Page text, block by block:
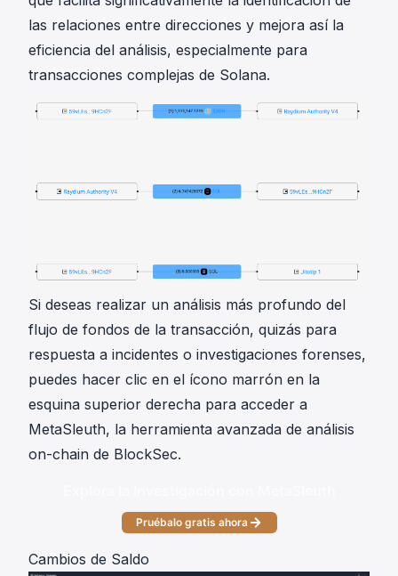
las relaciones entre direcciones y mejora así la
eficiencia del análisis, especialmente para
transacciones complejas de Solana.
Si deseas realizar un análisis más profundo del
flujo de fondos de la transacción, quizás para
respuesta a incidentes o investigaciones forenses,
puedes hacer clic en el ícono marrón en la
esquina superior derecha para acceder a
MetaSleuth, la herramienta avanzada de análisis
on-chain de BlockSec.
Pruébalo gratis ahora
Cambios de Saldo